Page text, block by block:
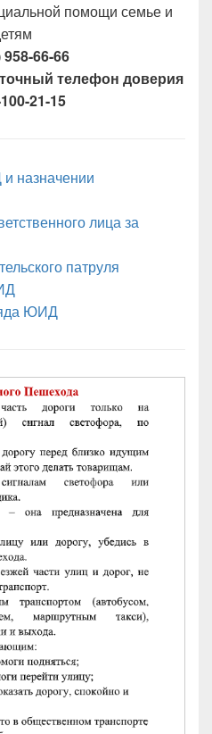
помощи семье и
958-66-66
телефон доверия
21-15
назначении
лица за
патруля
ЮИД